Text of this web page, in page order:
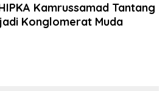
Kamrussamad Tantang
Konglomerat Muda